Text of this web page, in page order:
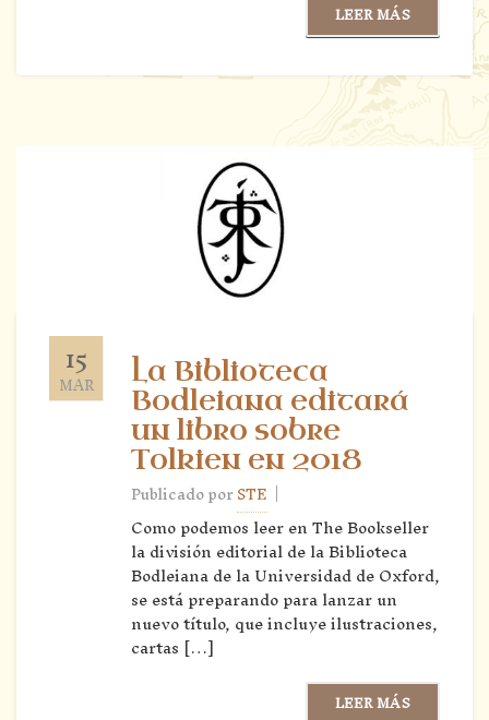
LEER MÁS
15
MAR
La Biblioteca
Bodleiana editará
un libro sobre
Tolkien en 2018
Publicado porSTE |
Como podemos leer en The Bookseller
la división editorial de la Biblioteca
Bodleiana de la Universidad de Oxford,
se está preparando para lanzar un
nuevo título, que incluye ilustraciones,
cartas […]
LEER MÁS